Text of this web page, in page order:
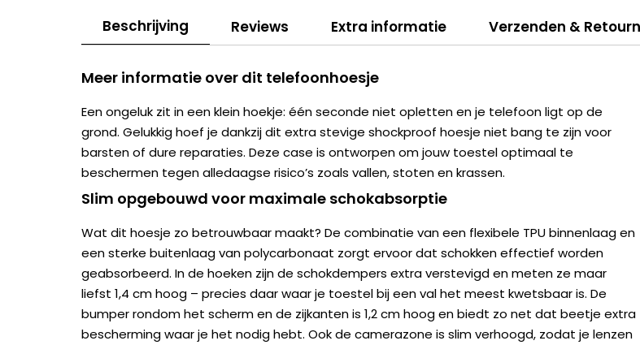
Beschrijving Reviews Extra informatie Verzenden &
Meer informatie over dit telefoonhoesje
Een ongeluk zit in een klein hoekje: één seconde niet opletten en je telefoon ligt op de
grond. Gelukkig hoef je dankzij dit extra stevige shockproof hoesje niet bang te zijn voor
barsten of dure reparaties. Deze case is ontworpen om jouw toestel optimaal te
beschermen tegen alledaagse risico’s zoals vallen, stoten en krassen.
Slim opgebouwd voor maximale schokabsorptie
Wat dit hoesje zo betrouwbaar maakt? De combinatie van een flexibele TPU binnenlaag en
een sterke buitenlaag van polycarbonaat zorgt ervoor dat schokken effectief worden
geabsorbeerd. In de hoeken zijn de schokdempers extra verstevigd en meten ze maar
liefst 1,4 cm hoog – precies daar waar je toestel bij een val het meest kwetsbaar is. De
bumper rondom het scherm en de zijkanten is 1,2 cm hoog en biedt zo net dat beetje extra
bescherming waar je het nodig hebt. Ook de camerazone is slim verhoogd, zodat je lenzen